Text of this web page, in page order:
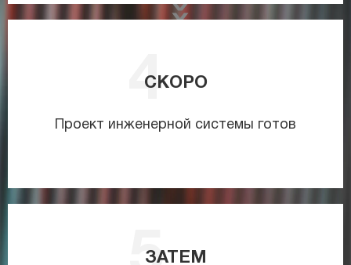
СКОРО
Проект инженерной системы готов
ЗАТЕМ